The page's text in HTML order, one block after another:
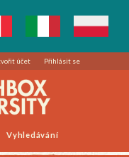
účet Přihlásit se
Vyhledávání